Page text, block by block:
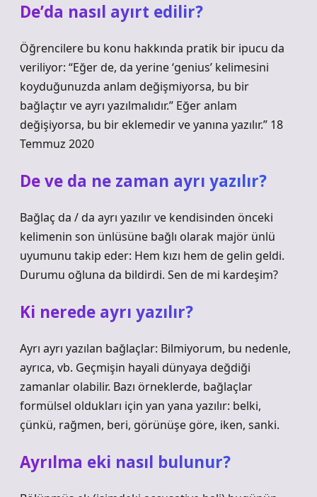
De’da nasıl ayırt edilir?
Öğrencilere bu konu hakkında pratik bir ipucu da
veriliyor: “Eğer de, da yerine ‘genius’ kelimesini
koyduğunuzda anlam değişmiyorsa, bu bir
bağlaçtır ve ayrı yazılmalıdır.” Eğer anlam
değişiyorsa, bu bir eklemedir ve yanına yazılır.” 18
Temmuz 2020
De ve da ne zaman ayrı yazılır?
Bağlaç da / da ayrı yazılır ve kendisinden önceki
kelimenin son ünlüsüne bağlı olarak majör ünlü
uyumunu takip eder: Hem kızı hem de gelin geldi.
Durumu oğluna da bildirdi. Sen de mi kardeşim?
Ki nerede ayrı yazılır?
Ayrı ayrı yazılan bağlaçlar: Bilmiyorum, bu nedenle,
ayrıca, vb. Geçmişin hayali dünyaya değdiği
zamanlar olabilir. Bazı örneklerde, bağlaçlar
formülsel oldukları için yan yana yazılır: belki,
çünkü, rağmen, beri, görünüşe göre, iken, sanki.
Ayrılma eki nasıl bulunur?